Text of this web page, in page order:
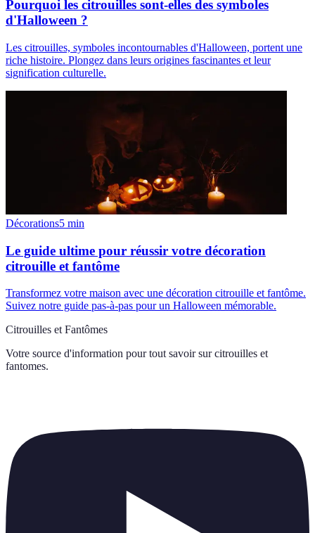
Pourquoi les citrouilles sont-elles des symboles
d'Halloween ?
Les citrouilles, symboles incontournables d'Halloween, portent une
riche histoire. Plongez dans leurs origines fascinantes et leur
signification culturelle.
Décorations5 min
Le guide ultime pour réussir votre décoration
citrouille et fantôme
Transformez votre maison avec une décoration citrouille et fantôme.
Suivez notre guide pas-à-pas pour un Halloween mémorable.
Citrouilles et Fantômes
Votre source d'information pour tout savoir sur citrouilles et
fantomes.